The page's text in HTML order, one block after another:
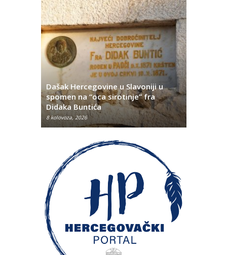
Dašak Hercegovine u Slavoniji u
spomen na “oca sirotinje” fra
Didaka Buntića
8 kolovoza, 2026